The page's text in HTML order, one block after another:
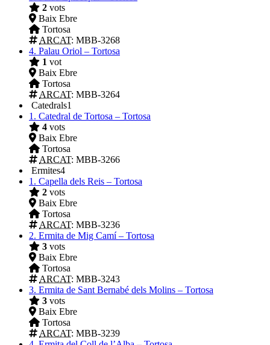
2 vots
Baix Ebre
Tortosa
ARCAT: MBB-3268
4. Palau Oriol – Tortosa
1 vot
Baix Ebre
Tortosa
ARCAT: MBB-3264
Catedrals1
1. Catedral de Tortosa – Tortosa
4 vots
Baix Ebre
Tortosa
ARCAT: MBB-3266
Ermites4
1. Capella dels Reis – Tortosa
2 vots
Baix Ebre
Tortosa
ARCAT: MBB-3236
2. Ermita de Mig Camí – Tortosa
3 vots
Baix Ebre
Tortosa
ARCAT: MBB-3243
3. Ermita de Sant Bernabé dels Molins – Tortosa
3 vots
Baix Ebre
Tortosa
ARCAT: MBB-3239